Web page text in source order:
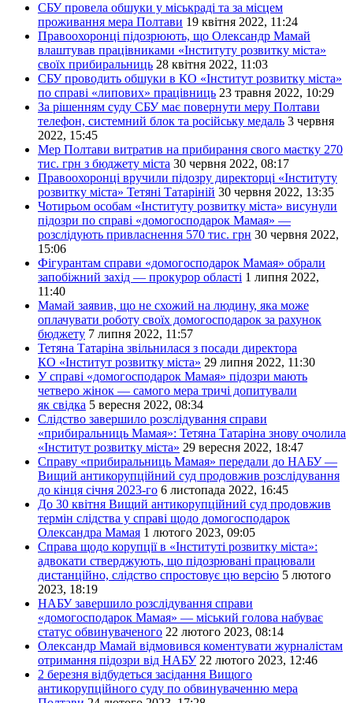
СБУ провела обшуки у міськраді та за місцем
проживання мера Полтави 19 квітня 2022, 11:24
Правоохоронці підозрюють, що Олександр Мамай
влаштував працівниками «Інституту розвитку міста»
своїх прибиральниць 28 квітня 2022, 11:03
СБУ проводить обшуки в КО «Інститут розвитку міста»
по справі «липових» працівниць 23 травня 2022, 10:29
За рішенням суду СБУ має повернути меру Полтави
телефон, системний блок та російську медаль 3 червня
2022, 15:45
Мер Полтави витратив на прибирання свого маєтку 270
тис. грн з бюджету міста 30 червня 2022, 08:17
Правоохоронці вручили підозру директорці «Інституту
розвитку міста» Тетяні Татаріній 30 червня 2022, 13:35
Чотирьом особам «Інституту розвитку міста» висунули
підозри по справі «домогосподарок Мамая» —
розслідують привласнення 570 тис. грн 30 червня 2022,
15:06
Фігурантам справи «домогосподарок Мамая» обрали
запобіжний захід — прокурор області 1 липня 2022,
11:40
Мамай заявив, що не схожий на людину, яка може
оплачувати роботу своїх домогосподарок за рахунок
бюджету 7 липня 2022, 11:57
Тетяна Татаріна звільнилася з посади директора
КО «Інститут розвитку міста» 29 липня 2022, 11:30
У справі «домогосподарок Мамая» підозри мають
четверо жінок — самого мера тричі допитували
як свідка 5 вересня 2022, 08:34
Слідство завершило розслідування справи
«прибиральниць Мамая»: Тетяна Татаріна знову очолила
«Інститут розвитку міста» 29 вересня 2022, 18:47
Справу «прибиральниць Мамая» передали до НАБУ —
Вищий антикорупційний суд продовжив розслідування
до кінця січня 2023-го 6 листопада 2022, 16:45
До 30 квітня Вищий антикорупційний суд продовжив
термін слідства у справі щодо домогосподарок
Олександра Мамая 1 лютого 2023, 09:05
Справа щодо корупції в «Інституті розвитку міста»:
адвокати стверджують, що підозрювані працювали
дистанційно, слідство спростовує цю версію 5 лютого
2023, 18:19
НАБУ завершило розслідування справи
«домогосподарок Мамая» — міський голова набуває
статус обвинуваченого 22 лютого 2023, 08:14
Олександр Мамай відмовився коментувати журналістам
отримання підозри від НАБУ 22 лютого 2023, 12:46
2 березня відбудеться засідання Вищого
антикорупційного суду по обвинуваченню мера